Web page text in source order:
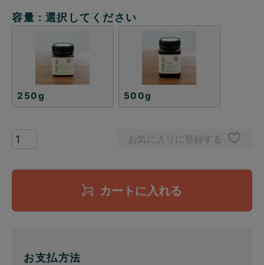
容量 選択してください
250g 500g
お気に入りに登録する
カートに入れる
お支払方法